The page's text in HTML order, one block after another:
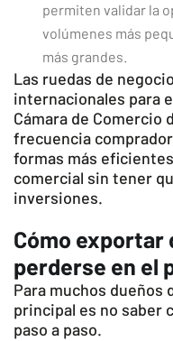
permiten validar la
volúmenes más
más grandes.
Las ruedas de
internacionales para
Cámara de Comercio
frecuencia
formas más
comercial sin tener
inversiones.
Cómo exportar
perderse en el
Para muchos dueños
principal es no saber
paso a paso.